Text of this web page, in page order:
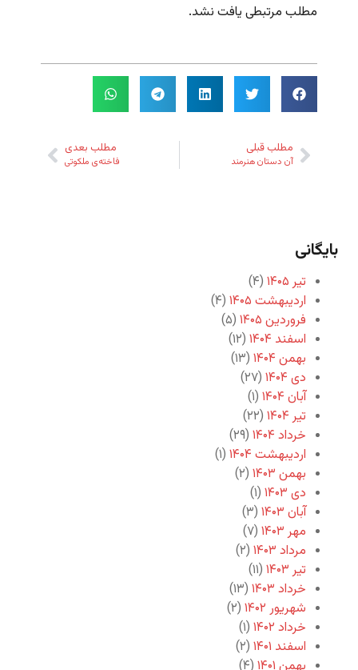
مطلب مرتبطی یافت نشد.
مطلب قبلی
آن دستان هنرمند
مطلب بعدی
فاخته‌ی ملکوتی
بایگانی
تیر ۱۴۰۵
(۴)
اردیبهشت ۱۴۰۵
(۴)
فروردین ۱۴۰۵
(۵)
اسفند ۱۴۰۴
(۱۲)
بهمن ۱۴۰۴
(۱۳)
دی ۱۴۰۴
(۲۷)
آبان ۱۴۰۴
(۱)
تیر ۱۴۰۴
(۲۲)
خرداد ۱۴۰۴
(۲۹)
اردیبهشت ۱۴۰۴
(۱)
بهمن ۱۴۰۳
(۲)
دی ۱۴۰۳
(۱)
آبان ۱۴۰۳
(۳)
مهر ۱۴۰۳
(۷)
مرداد ۱۴۰۳
(۲)
تیر ۱۴۰۳
(۱۱)
خرداد ۱۴۰۳
(۱۳)
شهریور ۱۴۰۲
(۲)
خرداد ۱۴۰۲
(۱)
اسفند ۱۴۰۱
(۲)